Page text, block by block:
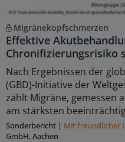
Migränekopfschmerzen
Effektive
Chronifizierungsrisiko
Nach Ergebnissen der
(GBD)-Initiative der
zählt Migräne, gemessen
am stärksten
Sonderbericht | Mit freundlicher
GmbH, Aachen